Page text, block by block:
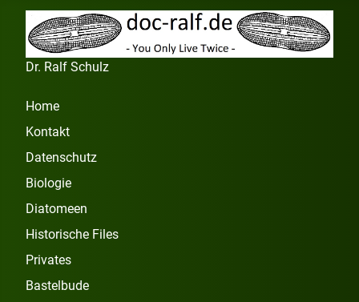
Dr. Ralf Schulz
Home
Kontakt
Datenschutz
Biologie
Diatomeen
Historische Files
Privates
Bastelbude